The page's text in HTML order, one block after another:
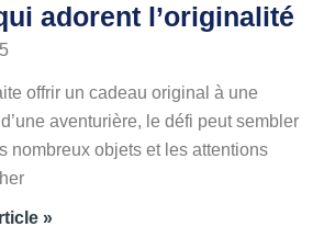
adorent l’originalité
offrir un cadeau original à une
aventurière, le défi peut sembler
nombreux objets et les attentions
»